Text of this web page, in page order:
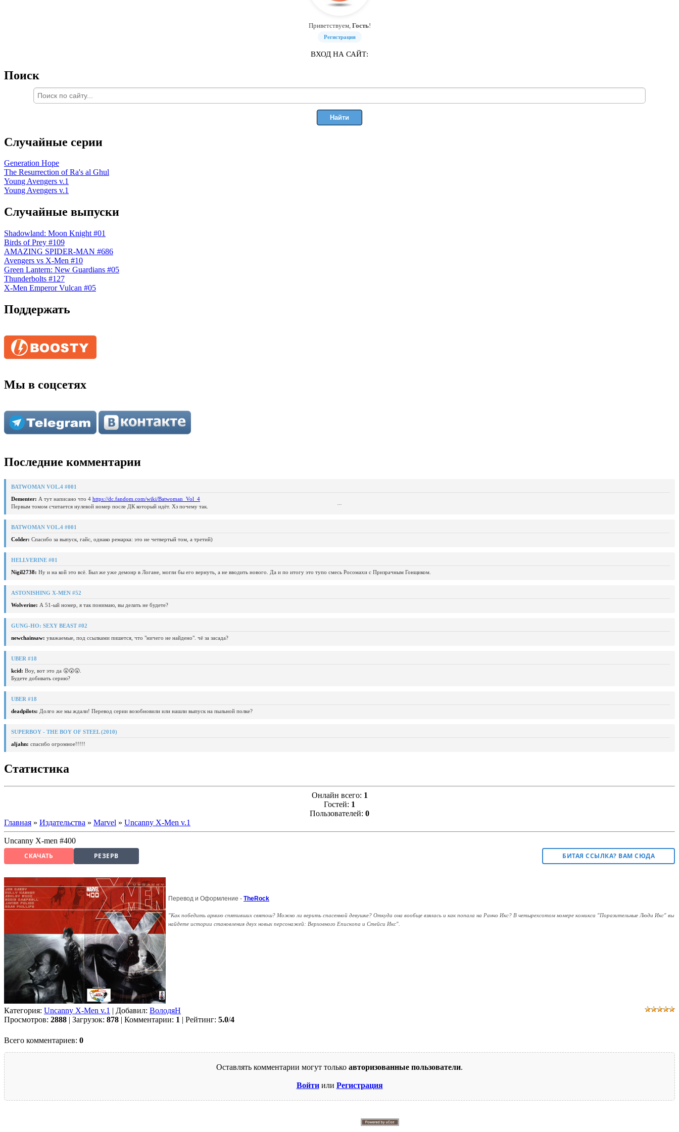
Приветствуем, Гость!
Регистрация
ВХОД НА САЙТ:
Поиск
Случайные серии
Generation Hope
The Resurrection of Ra's al Ghul
Young Avengers v.1
Young Avengers v.1
Случайные выпуски
Shadowland: Moon Knight #01
Birds of Prey #109
AMAZING SPIDER-MAN #686
Avengers vs X-Men #10
Green Lantern: New Guardians #05
Thunderbolts #127
X-Men Emperor Vulcan #05
Поддержать
Мы в соцсетях
Последние комментарии
BATWOMAN VOL.4 #001
Dementer: А тут написано что 4 https://dc.fandom.com/wiki/Batwoman_Vol_4
Первым томом считается нулевой номер после ДК который идёт. Хз почему так.
BATWOMAN VOL.4 #001
Colder: Спасибо за выпуск, гайс, однако ремарка: это не четвертый том, а третий)
HELLVERINE #01
Nigil2738: Ну и на кой это всё. Был же уже демонр в Логане, могли бы его вернуть, а не вводить нового. Да и по итогу это тупо смесь Росомахи с Призрачным Гонщиком.
ASTONISHING X-MEN #52
Wolverine: А 51-ый номер, я так понимаю, вы делать не будете?
GUNG-HO: SEXY BEAST #02
newchainsaw: уважаемые, под ссылками пишется, что "ничего не найдено". чё за засада?
UBER #18
kcid: Воу, вот это да 😮😮😮.
Будете добивать серию?
UBER #18
deadpilots: Долго же мы ждали! Перевод серии возобновили или нашли выпуск на пыльной полке?
SUPERBOY - THE BOY OF STEEL (2010)
aljahn: спасибо огромное!!!!!
Статистика
Онлайн всего: 1
Гостей: 1
Пользователей: 0
Главная » Издательства » Marvel » Uncanny X-Men v.1
Uncanny X-men #400
СКАЧАТЬ
РЕЗЕРВ БИТАЯ ССЫЛКА? ВАМ СЮДА
Перевод и Оформление - TheRock
"Как победить армию спятивших святош? Можно ли верить спасенной девушке? Откуда она вообще взялась и как попала на Ранчо Икс? В четырехсотом номере комикса "Поразительные Люди Икс" вы
найдете истории становления двух новых персонажей: Верховного Епископа и Стейси Икс".
Категория: Uncanny X-Men v.1 | Добавил: ВолодяН
Просмотров: 2888 | Загрузок: 878 | Комментарии: 1 | Рейтинг: 5.0/4
Всего комментариев: 0
Оставлять комментарии могут только авторизованные пользователи.
Войтиили Регистрация